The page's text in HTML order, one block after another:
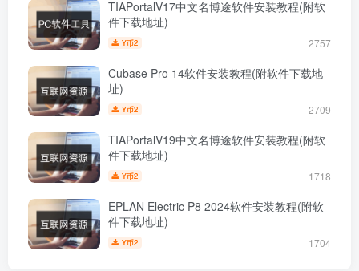
TIAPortalV17中文名博途软件安装教程(附软
件下载地址)
Y币2 2757
Cubase Pro 14软件安装教程(附软件下载地
址)
Y币2 2709
TIAPortalV19中文名博途软件安装教程(附软
件下载地址)
Y币2 1718
EPLAN Electric P8 2024软件安装教程(附软
件下载地址)
Y币2 1704